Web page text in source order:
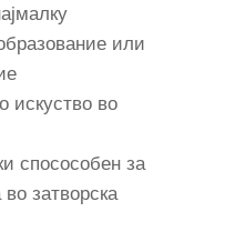
или
искуство во
спосособен за
затворска